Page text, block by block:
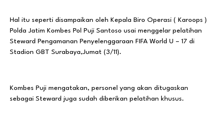
Hal itu seperti disampaikan oleh Kepala Biro Operasi ( Karoops )
Polda Jatim Kombes Pol Puji Santoso usai menggelar pelatihan
Steward Pengamanan Penyelenggaraan FIFA World U – 17 di
Stadion GBT Surabaya,Jumat (3/11).
Kombes Puji mengatakan, personel yang akan ditugaskan
sebagai Steward juga sudah diberikan pelatihan khusus.